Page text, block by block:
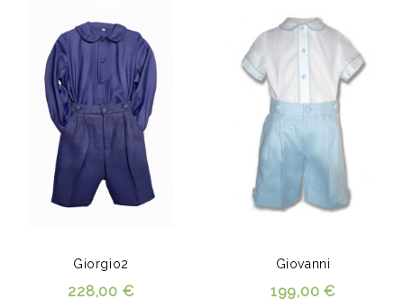
Giorgio2
228,00 €
Giovanni
199,00 €